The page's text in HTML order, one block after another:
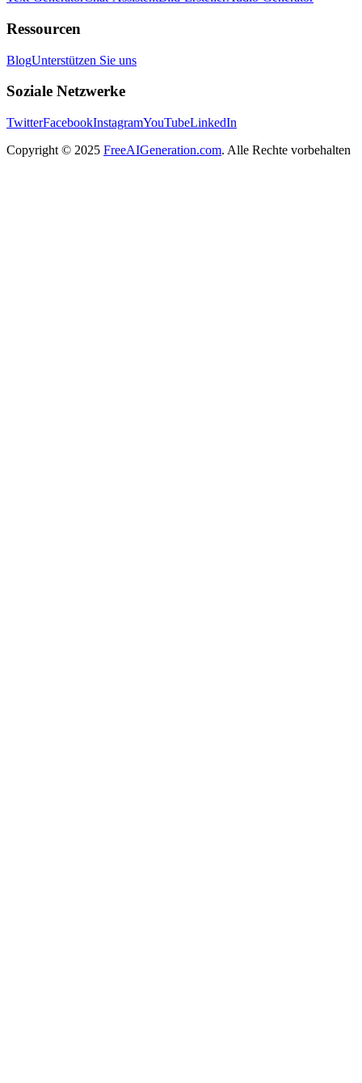
Ressourcen
BlogUnterstützen Sie uns
Soziale Netzwerke
TwitterFacebookInstagramYouTubeLinkedIn
Copyright © 2025 FreeAIGeneration.com. Alle Rechte vorbehalten